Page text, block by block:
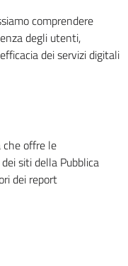
comprendere
degli utenti,
dei servizi digitali
offre le
siti della Pubblica
dei report